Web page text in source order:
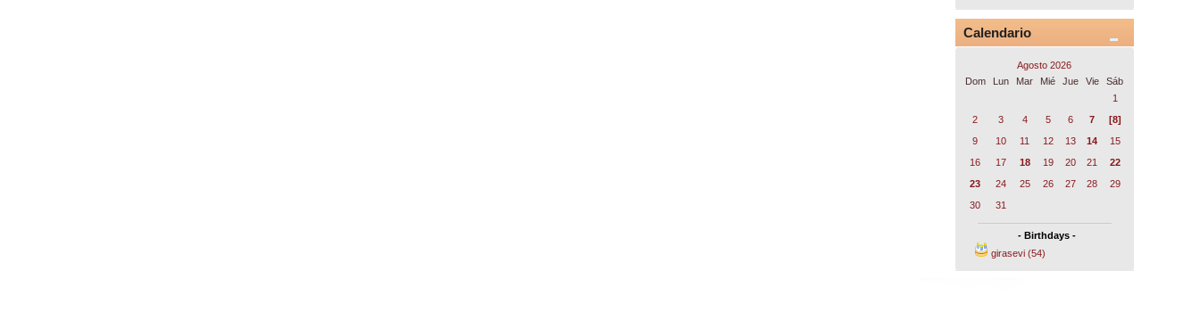
Calendario
Agosto 2026
Dom
Lun Mar Mié Jue Vie
Sáb
1
2
3 4 5 6 7
[8]
9
10 11 12 13 14
15
16
17 18 19 20 21
22
23
24 25 26 27 28
29
30
31
- Birthdays -
girasevi (54)